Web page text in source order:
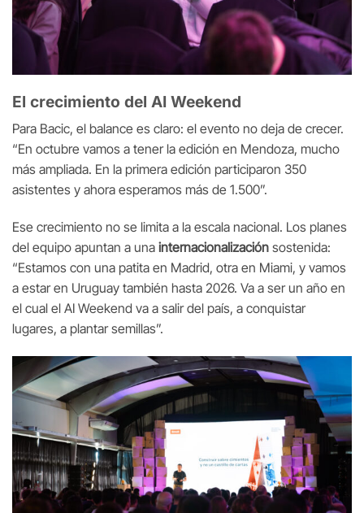
El crecimiento del AI Weekend
Para Bacic, el balance es claro: el evento no deja de crecer.
“En octubre vamos a tener la edición en Mendoza, mucho
más ampliada. En la primera edición participaron 350
asistentes y ahora esperamos más de 1.500”.
Ese crecimiento no se limita a la escala nacional. Los planes
del equipo apuntan a una internacionalización sostenida:
“Estamos con una patita en Madrid, otra en Miami, y vamos
a estar en Uruguay también hasta 2026. Va a ser un año en
el cual el AI Weekend va a salir del país, a conquistar
lugares, a plantar semillas”.